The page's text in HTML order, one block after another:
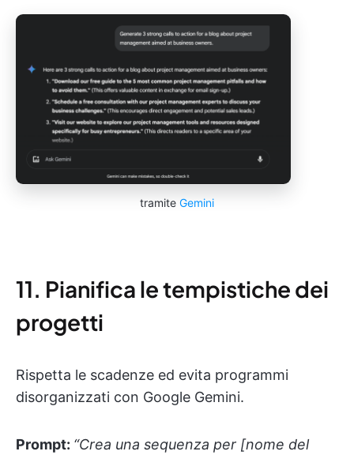
tramite Gemini
11. Pianifica le tempistiche dei
progetti
Rispetta le scadenze ed evita programmi
disorganizzati con Google Gemini.
Prompt: “Crea una sequenza per [nome del